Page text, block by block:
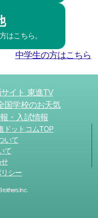
はこちら。
中学生の方はこちら
イト 東進TV
国学校のお天気
・入試情報
ドットコムTOP
いて
て
シー
Inc.